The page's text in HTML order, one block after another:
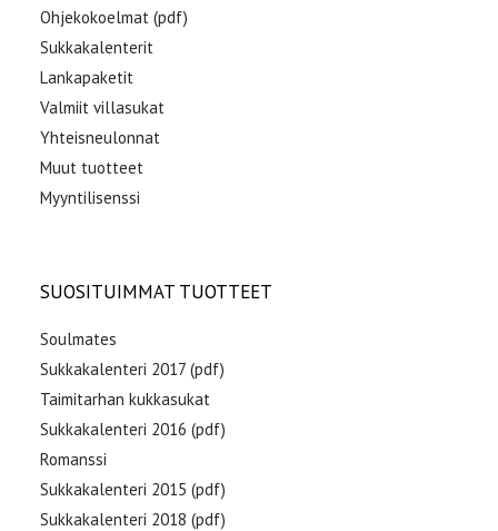
Ohjekokoelmat (pdf)
Sukkakalenterit
Lankapaketit
Valmiit villasukat
Yhteisneulonnat
Muut tuotteet
Myyntilisenssi
SUOSITUIMMAT TUOTTEET
Soulmates
Sukkakalenteri 2017 (pdf)
Taimitarhan kukkasukat
Sukkakalenteri 2016 (pdf)
Romanssi
Sukkakalenteri 2015 (pdf)
Sukkakalenteri 2018 (pdf)